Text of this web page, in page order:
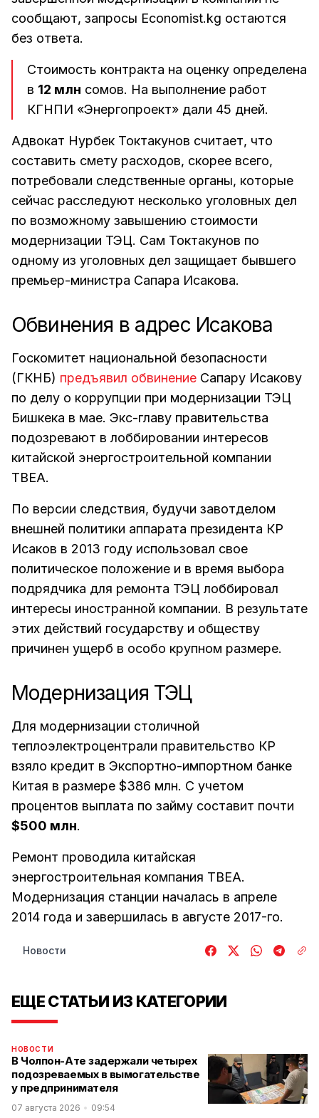
сообщают, запросы Economist.kg остаются
без ответа.
Стоимость контракта на оценку определена
в 12 млн сомов. На выполнение работ
КГНПИ «Энергопроект» дали 45 дней.
Адвокат Нурбек Токтакунов считает, что
составить смету расходов, скорее всего,
потребовали следственные органы, которые
сейчас расследуют несколько уголовных дел
по возможному завышению стоимости
модернизации ТЭЦ. Сам Токтакунов по
одному из уголовных дел защищает бывшего
премьер-министра Сапара Исакова.
Обвинения в адрес Исакова
Госкомитет национальной безопасности
(ГКНБ) предъявил обвинение Сапару Исакову
по делу о коррупции при модернизации ТЭЦ
Бишкека в мае. Экс-главу правительства
подозревают в лоббировании интересов
китайской энергостроительной компании
TBEA.
По версии следствия, будучи завотделом
внешней политики аппарата президента КР
Исаков в 2013 году использовал свое
политическое положение и в время выбора
подрядчика для ремонта ТЭЦ лоббировал
интересы иностранной компании. В результате
этих действий государству и обществу
причинен ущерб в особо крупном размере.
Модернизация ТЭЦ
Для модернизации столичной
теплоэлектроцентрали правительство КР
взяло кредит в Экспортно-импортном банке
Китая в размере $386 млн. С учетом
процентов выплата по займу составит почти
$500 млн.
Ремонт проводила китайская
энергостроительная компания TBEA.
Модернизация станции началась в апреле
2014 года и завершилась в августе 2017-го.
Новости
ЕЩЕ СТАТЬИ ИЗ КАТЕГОРИИ
НОВОСТИ
В Чолпон-Ате задержали четырех
подозреваемых в вымогательстве
у предпринимателя
07 августа 2026 09:54